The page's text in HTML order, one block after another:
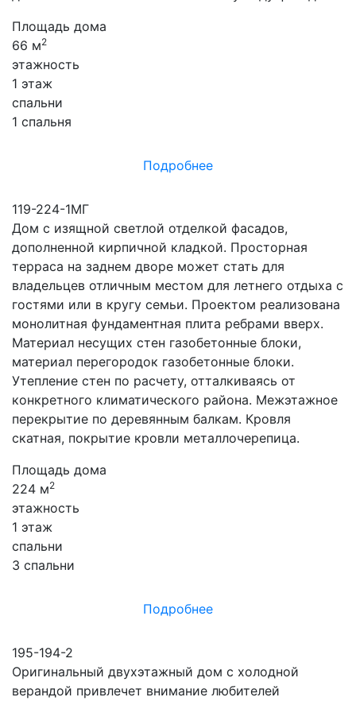
Площадь дома
66 м2
этажность
1 этаж
спальни
1 спальня
Подробнее
119-224-1МГ
Дом с изящной светлой отделкой фасадов,
дополненной кирпичной кладкой. Просторная
терраса на заднем дворе может стать для
владельцев отличным местом для летнего отдыха с
гостями или в кругу семьи. Проектом реализована
монолитная фундаментная плита ребрами вверх.
Материал несущих стен газобетонные блоки,
материал перегородок газобетонные блоки.
Утепление стен по расчету, отталкиваясь от
конкретного климатического района. Межэтажное
перекрытие по деревянным балкам. Кровля
скатная, покрытие кровли металлочерепица.
Площадь дома
224 м2
этажность
1 этаж
спальни
3 спальни
Подробнее
195-194-2
Оригинальный двухэтажный дом с холодной
верандой привлечет внимание любителей